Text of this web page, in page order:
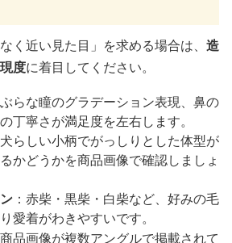
く近い見た目」を求める場合は、 造
度に着目してください。
らな瞳のグラデーション表現、鼻の
丁寧さが満足度を左右します。
犬らしい小柄でがっしりとした体型が
かどうかを商品画像で確認しましょ
：赤柴・黒柴・白柴など、好みの毛
愛着がわきやすいです。
品画像が複数アングルで掲載されて